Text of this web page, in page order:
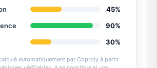
45%
90%
30%
automatiquement par Coproly à partir